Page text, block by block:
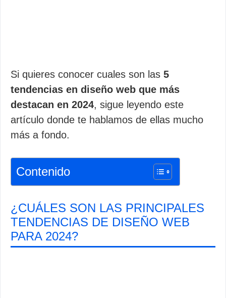
Si quieres conocer cuales son las 5
tendencias en diseño web que más
destacan en 2024, sigue leyendo este
artículo donde te hablamos de ellas mucho
más a fondo.
Contenido
¿CUÁLES SON LAS PRINCIPALES
TENDENCIAS DE DISEÑO WEB
PARA 2024?